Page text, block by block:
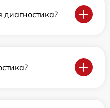
диагностика?